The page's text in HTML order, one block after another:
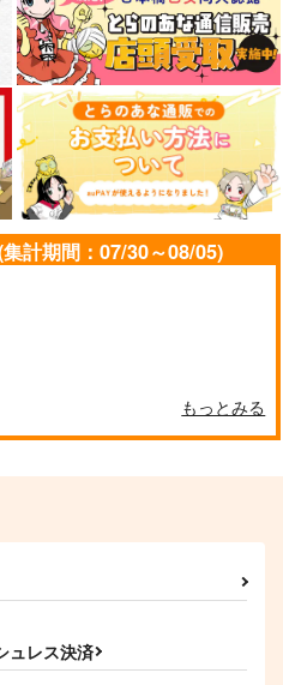
計期間：07/30～08/05)
もっとみる
ュレス決済